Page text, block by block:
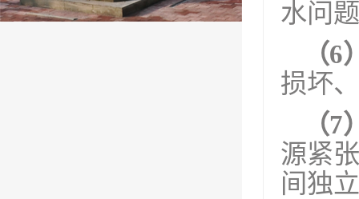
水问
（6
损坏
（7
源紧
间独